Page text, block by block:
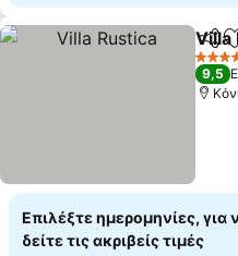
Villa
4
9,5
Επιλέξτε ημερομηνίες, για
δείτε τις ακριβείς τιμές